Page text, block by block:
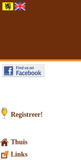
Registreer!
Thuis
Links